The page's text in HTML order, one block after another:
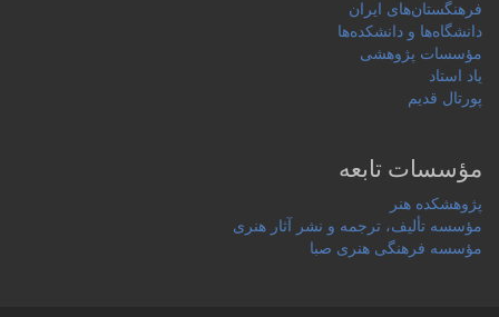
فرهنگستان‌های ایران
دانشگاه‌ها و دانشکده‌ها
مؤسسات پژوهشی
یاد استاد
پورتال قدیم
مؤسسات تابعه
پژوهشکده هنر
مؤسسه تألیف، ترجمه و نشر آثار هنری
مؤسسه فرهنگی هنری صبا